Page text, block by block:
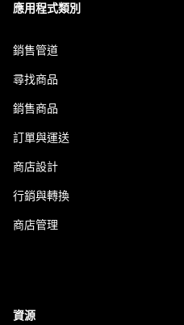
應用程式類別
銷售管道
尋找商品
銷售商品
訂單與運送
商店設計
行銷與轉換
商店管理
資源